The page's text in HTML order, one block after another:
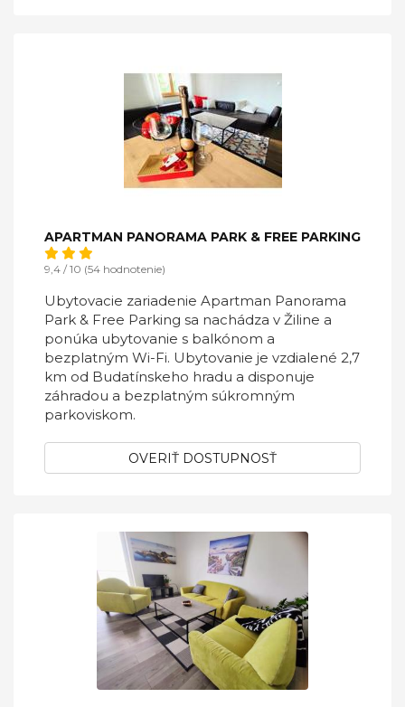
APARTMAN PANORAMA PARK & FREE PARKING
9,4 / 10 (54 hodnotenie)
Ubytovacie zariadenie Apartman Panorama
Park & Free Parking sa nachádza v Žiline a
ponúka ubytovanie s balkónom a
bezplatným Wi-Fi. Ubytovanie je vzdialené 2,7
km od Budatínskeho hradu a disponuje
záhradou a bezplatným súkromným
parkoviskom.
OVERIŤ DOSTUPNOSŤ